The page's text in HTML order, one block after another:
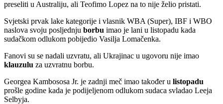
preseliti u Australiju, ali Teofimo Lopez na to nije želio pristati.
Svjetski prvak lake kategorije i vlasnik WBA (Super), IBF i WBO
naslova svoju posljednju borbu imao je lani u listopadu kada
sudačkom odlukom pobijedio Vasilja Lomačenka.
Fanovi su se nadali uzvratu, ali Ukrajinac u ugovoru nije imao
klauzulu za uzvratnu borbu.
Georgea Kambososa Jr. je zadnji meč imao također u listopadu
prošle godine kada je podijeljenom odlukom sudaca svladao Leeja
Selbyja.